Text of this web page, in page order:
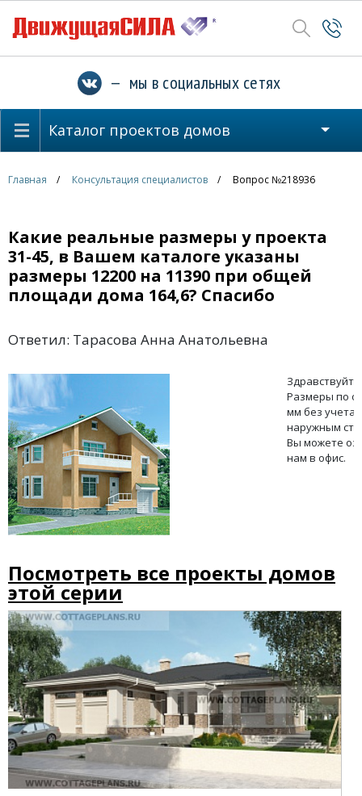
— мы в социальных сетях
Каталог проектов домов
Главная Консультация специалистов Вопрос №218936
Какие реальные размеры у проекта
31-45, в Вашем каталоге указаны
размеры 12200 на 11390 при общей
площади дома 164,6? Спасибо
Ответил: Тарасова Анна Анатольевна
Размеры по
мм без учета
наружным
Вы можете
нам в офис.
Посмотреть все проекты домов
этой серии